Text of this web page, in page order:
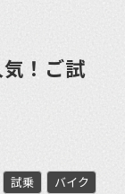
！ご試
試乗 バイク